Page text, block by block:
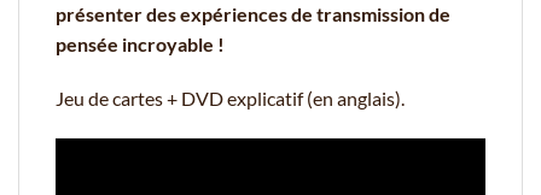
présenter des expériences de transmission de
pensée incroyable !
Jeu de cartes + DVD explicatif (en anglais).